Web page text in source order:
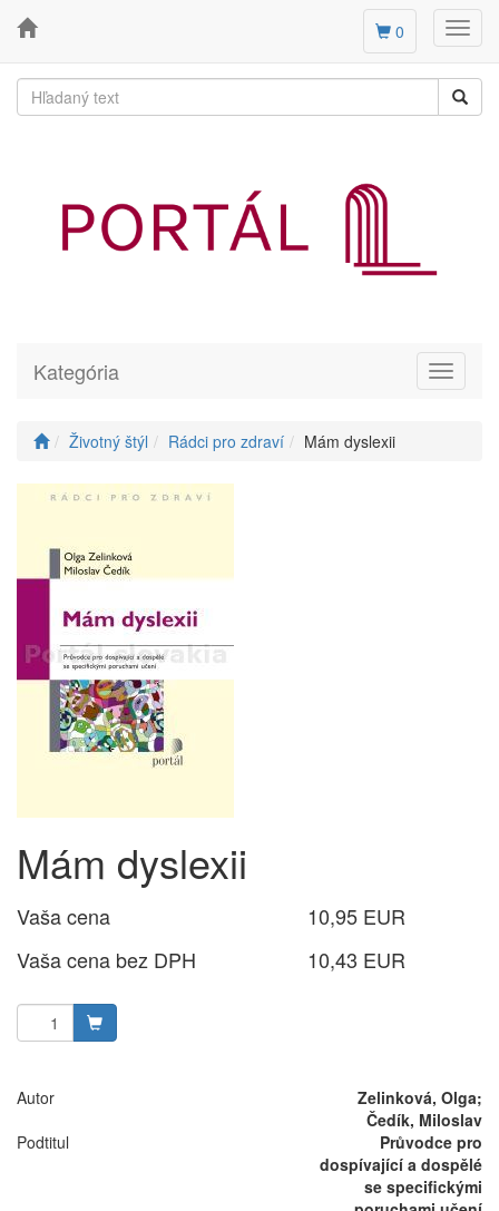
0
Toggle
Kategória
Životný štýl Rádci pro zdraví Mám dyslexii
Mám dyslexii
Vaša cena
10,95 EUR
Vaša cena bez DPH
10,43 EUR
Autor
Zelinková, Olga;
Čedík, Miloslav
Podtitul
Průvodce pro
dospívající a dospělé
se specifickými